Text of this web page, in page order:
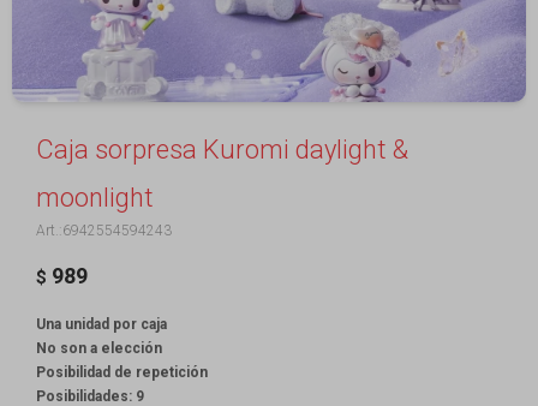
Caja sorpresa Kuromi daylight &
moonlight
6942554594243
$ 989
Una unidad por caja
No son a elección
Posibilidad de repetición
Posibilidades: 9